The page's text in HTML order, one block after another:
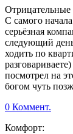
Отрицательные
С самого
серьёзная
следующий
ходить по
посмотрел на
богом чуть
0 Коммент.
Комфорт: